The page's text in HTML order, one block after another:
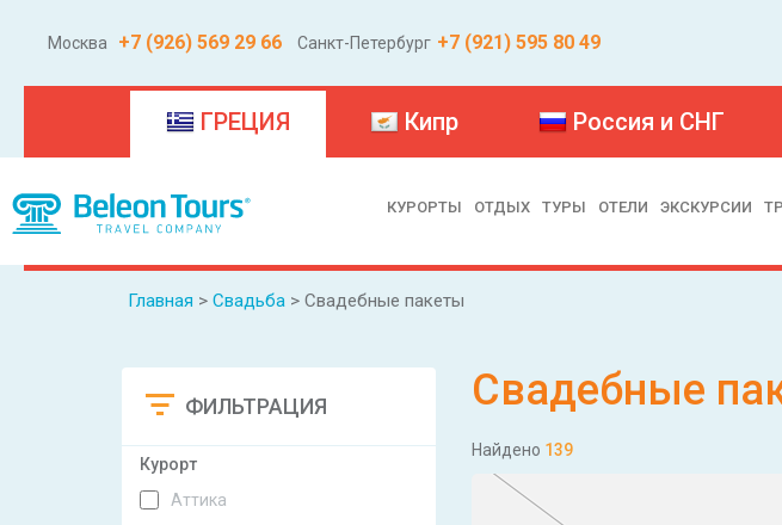
Москва +7 (926) 569 29 66 Санкт-Петербург +7 (921) 595 80 49
ГРЕЦИЯ(current) Кипр Россия и СНГ
КУРОРТЫ ОТДЫХ ТУРЫ ОТЕЛИ ЭКСКУРСИИ
Главная > Свадьба > Свадебные пакеты
ФИЛЬТРАЦИЯ
Курорт
Аттика
Свадебные
Найдено 139